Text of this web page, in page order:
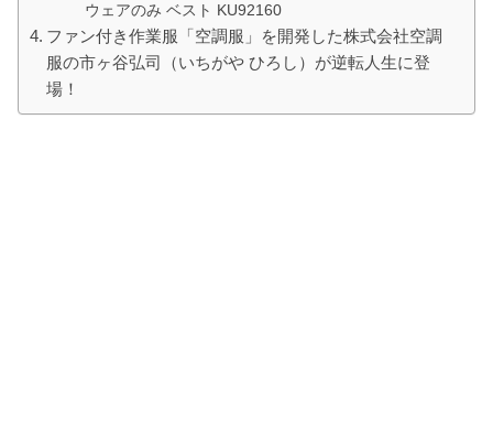
ウェアのみ ベスト KU92160
ファン付き作業服「空調服」を開発した株式会社空調
服の市ヶ谷弘司（いちがや ひろし）が逆転人生に登
場！